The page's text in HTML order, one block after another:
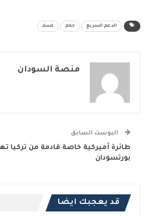
الدعم السريع حكم كسلا
منصة السودان
البوست السابق
طائرة أميركية خاصة قادمة من تركيا
بورتسودان
قد يعجبك ايضا